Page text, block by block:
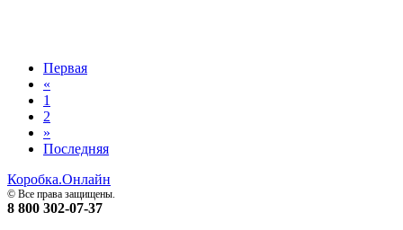
Первая
«
1
2
»
Последняя
Коробка.Онлайн
© Все права защищены.
8 800 302-07-37